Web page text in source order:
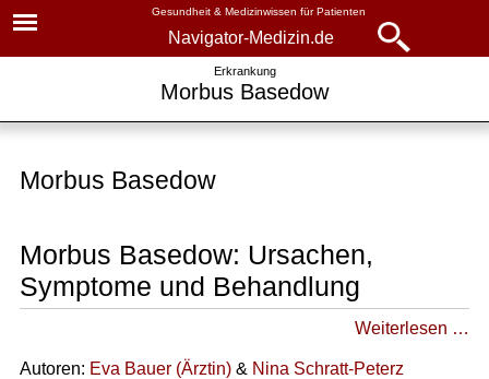
Gesundheit & Medizinwissen für Patienten
Navigator-Medizin.de
Erkrankung
Morbus Basedow
Morbus Basedow
Morbus Basedow: Ursachen,
Symptome und Behandlung
Weiterlesen …
Autoren: Eva Bauer (Ärztin) & Nina Schratt-Peterz
► News
► Krankheiten
► Therapieverfahren
▾
Ursachen, Symptome und
Behandlung
Weitere wichtige Fragen